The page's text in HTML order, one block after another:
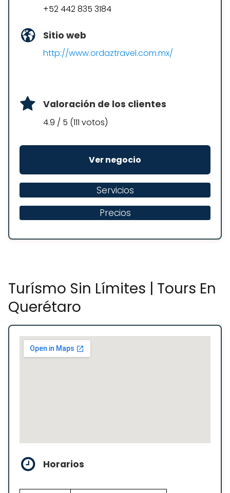
+52 442 835 3184
Sitio web
http://www.ordaztravel.com.mx/
Valoración de los clientes
4.9 / 5 (111 votos)
Ver negocio
Servicios
Precios
Turísmo Sin Límites | Tours En
Querétaro
Horarios